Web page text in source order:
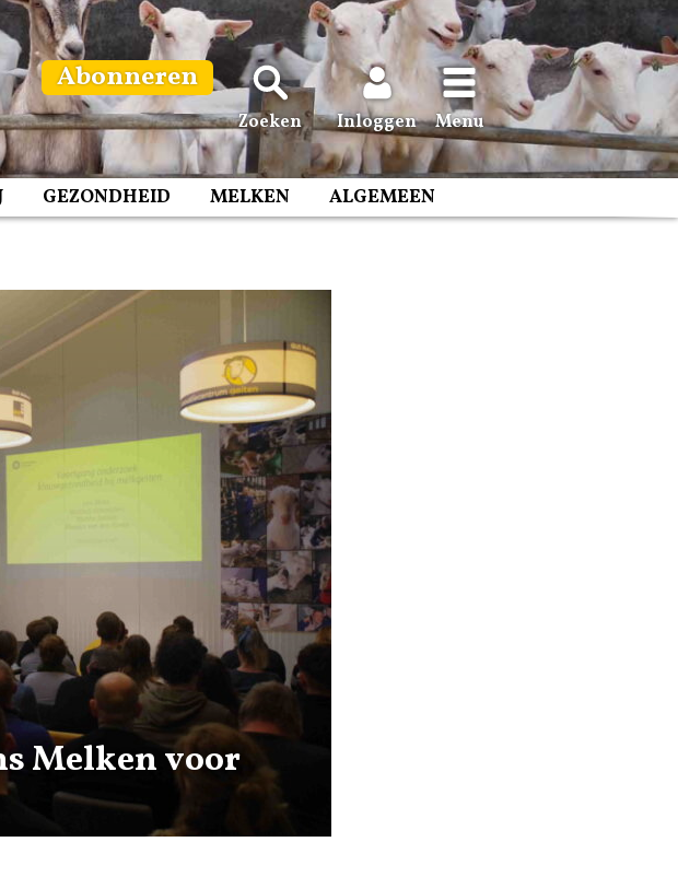
Abonneren
Zoeken Inloggen Menu
GEZONDHEID MELKEN ALGEMEEN
Melken voor